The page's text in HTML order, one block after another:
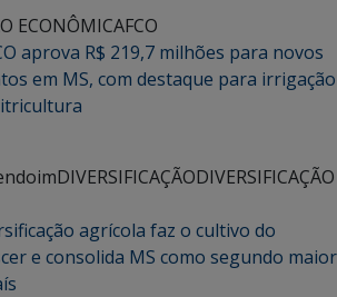
ECONÔMICAFCO
aprova R$ 219,7 milhões para novos
em MS, com destaque para irrigação
DIVERSIFICAÇÃODIVERSIFICAÇÃO
agrícola faz o cultivo do
e consolida MS como segundo maior